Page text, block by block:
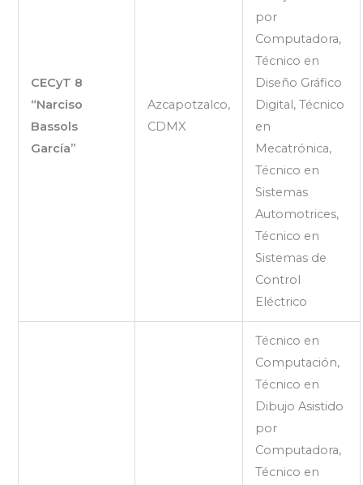
CECyT 8
“Narciso
Bassols
García”
Azcapotzalco,
CDMX
por
Computadora,
Técnico en
Diseño Gráfico
Digital, Técnico
en
Mecatrónica,
Técnico en
Sistemas
Automotrices,
Técnico en
Sistemas de
Control
Eléctrico
Técnico en
Computación,
Técnico en
Dibujo Asistido
por
Computadora,
Técnico en